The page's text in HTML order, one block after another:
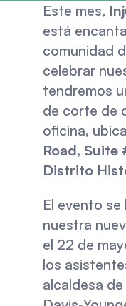
Este mes,
está
comunidad
celebrar
tendremos
de corte de
oficina,
Road, Suite
Distrito
El evento
nuestra
el 22 de
los
alcaldesa